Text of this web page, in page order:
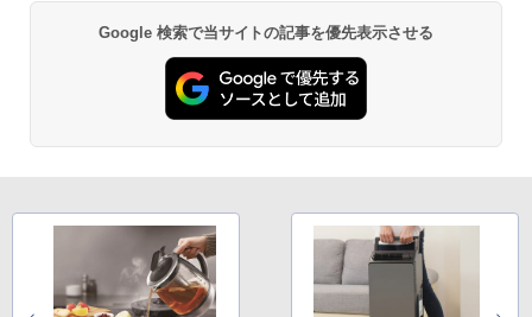
Google 検索で当サイトの記事を優先表示させる